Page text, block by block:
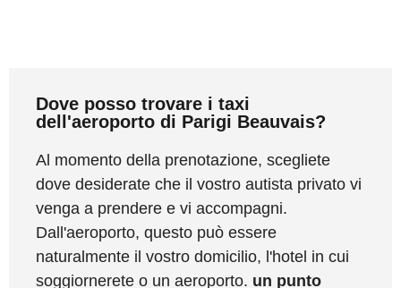
Dove posso trovare i taxi
dell'aeroporto di Parigi Beauvais?
Al momento della prenotazione, scegliete
dove desiderate che il vostro autista privato vi
venga a prendere e vi accompagni.
Dall'aeroporto, questo può essere
naturalmente il vostro domicilio, l'hotel in cui
soggiornerete o un aeroporto. un punto